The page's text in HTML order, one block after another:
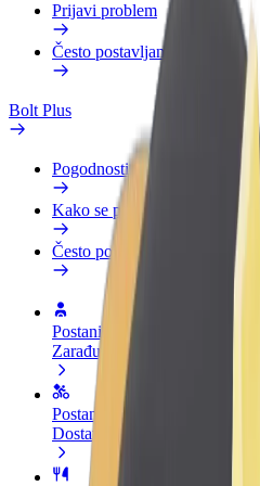
Prijavi problem
Često postavljana pitanja
Bolt Plus
Pogodnosti
Kako se pridružiti
Često postavljana pitanja
Postani vozač
Zarađuj po vlastitim uvjetima
Postani dostavljač
Dostavljaj hranu i primaj